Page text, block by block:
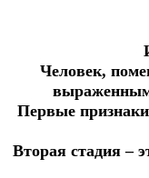
Человек,
выраженным
Первые
Вторая стадия –